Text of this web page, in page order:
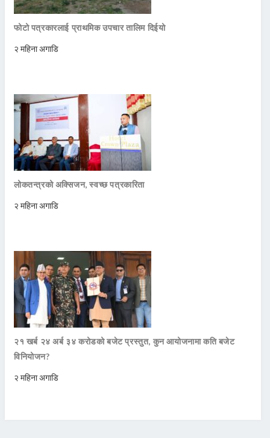
फोटो पत्रकारलाई प्राथमिक उपचार तालिम दिईयो
२ महिना अगाडि
लोकतन्त्रको अक्सिजन, स्वच्छ पत्रकारिता
२ महिना अगाडि
२१ खर्ब २४ अर्ब ३४ करोडको बजेट प्रस्तुत, कुन आयोजनामा कति बजेट
विनियोजन?
२ महिना अगाडि